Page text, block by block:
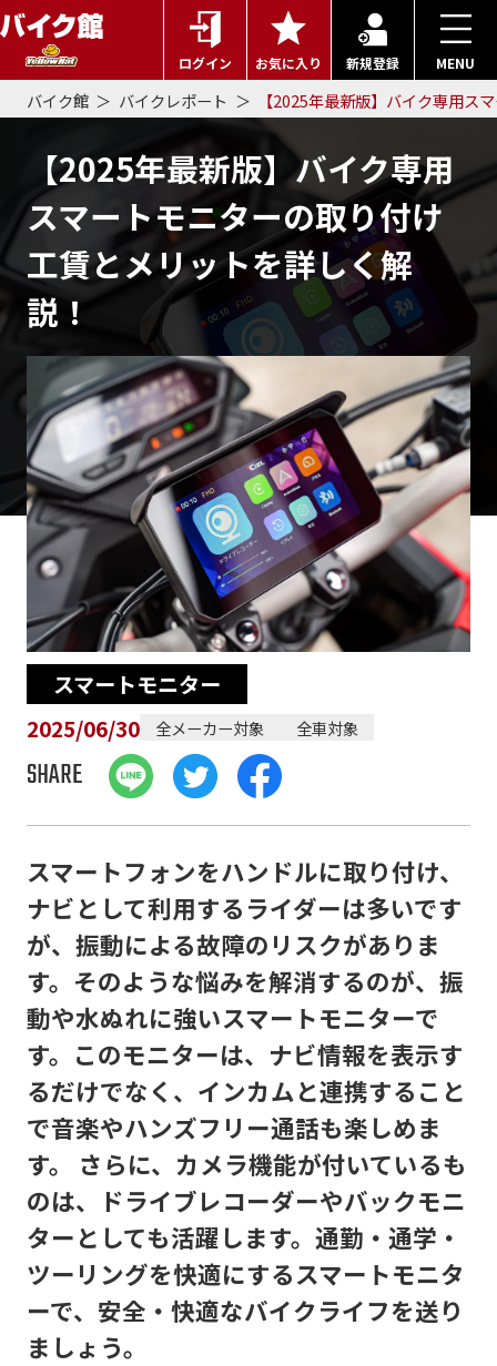
ログイン お気に入り 新規登録 MENU
バイク館 バイクレポート 【2025年最新版】バイク専用ス
【2025年最新版】バイク専用
スマートモニターの取り付け
工賃とメリットを詳しく解
説！
スマートモニター
2025/06/30
全メーカー対象 全車対象
SHARE
スマートフォンをハンドルに取り付け、
ナビとして利用するライダーは多いです
が、振動による故障のリスクがありま
す。そのような悩みを解消するのが、振
動や水ぬれに強いスマートモニターで
す。このモニターは、ナビ情報を表示す
るだけでなく、インカムと連携すること
で音楽やハンズフリー通話も楽しめま
す。 さらに、カメラ機能が付いているも
のは、ドライブレコーダーやバックモニ
ターとしても活躍します。通勤・通学・
ツーリングを快適にするスマートモニタ
ーで、安全・快適なバイクライフを送り
ましょう。